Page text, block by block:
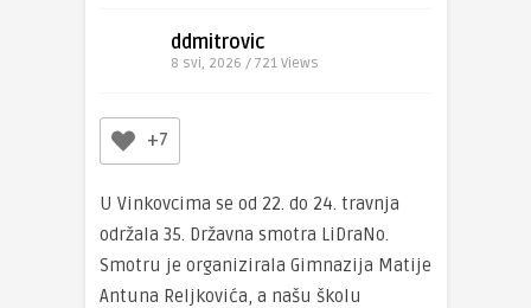
ddmitrovic
8 svi, 2026 / 721 Views
+7
U Vinkovcima se od 22. do 24. travnja
održala 35. Državna smotra LiDraNo.
Smotru je organizirala Gimnazija Matije
Antuna Reljkovića, a našu školu